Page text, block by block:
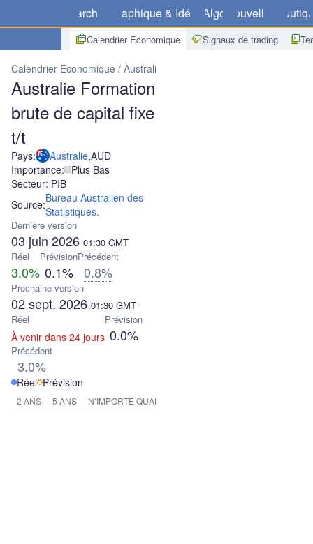
Marchés Graphique & Idées Algo Nouvelles
Calendrier Economique Signaux de trading
Calendrier Economique Australie
Australie Formation
brute de capital fixe
t/t
Pays: Australie,AUD
Importance: Plus Bas
Secteur: PIB
Source:Bureau Australien des
Statistiques.
Dernière version
03 juin 2026 01:30 GMT
Réel
3.0%
Prévision
0.1%
Précédent
0.8%
Prochaine version
02 sept. 2026 01:30 GMT
Réel
À venir dans 24 jours
Prévision
0.0%
Précédent
3.0%
Réel Prévision
2 ANS 5 ANS N’IMPORTE QUAND